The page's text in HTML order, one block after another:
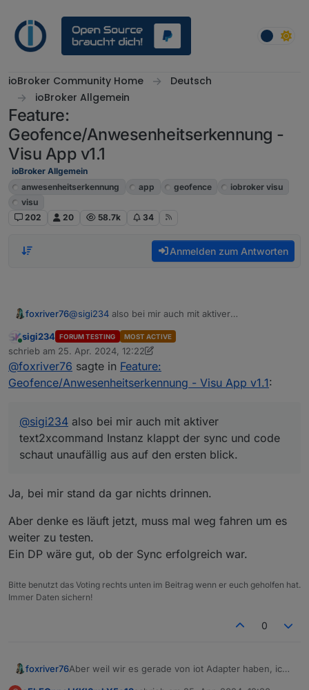
ioBroker Community Home
Deutsch
ioBroker Allgemein
Feature:
Geofence/Anwesenheitserkennung -
Visu App v1.1
ioBroker Allgemein
anwesenheitserkennung
app geofence
iobroker visu
visu
202
20 58.7k 34
Anmelden zum Antworten
foxriver76@sigi234 also bei mir auch mit aktiver
schaut unaufällig aus auf den ersten blick.
Online
sigi234 FORUM TESTING MOST ACTIVE
schrieb am 25. Apr. 2024, 12:22
zuletzt editiert von sigi234
@foxriver76 sagte in Feature:
Geofence/Anwesenheitserkennung - Visu App v1.1:
@sigi234 also bei mir auch mit aktiver
text2xcommand Instanz klappt der sync und code
schaut unaufällig aus auf den ersten blick.
Ja, bei mir stand da gar nichts drinnen.
Aber denke es läuft jetzt, muss mal weg fahren um es
weiter zu testen.
Ein DP wäre gut, ob der Sync erfolgreich war.
Bitte benutzt das Voting rechts unten im Beitrag wenn er euch geholfen hat.
Immer Daten sichern!
0
foxriver76Aber weil wir es gerade von iot Adapter haben, ich